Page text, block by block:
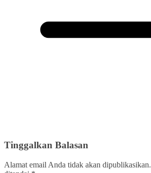
Tinggalkan Balasan
Alamat email Anda tidak akan dipublikasikan.